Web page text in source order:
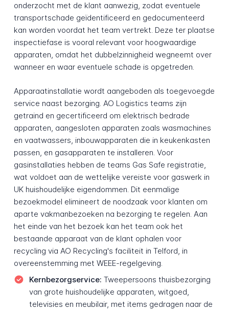
onderzocht met de klant aanwezig, zodat eventuele
transportschade geïdentificeerd en gedocumenteerd
kan worden voordat het team vertrekt. Deze ter plaatse
inspectiefase is vooral relevant voor hoogwaardige
apparaten, omdat het dubbelzinnigheid wegneemt over
wanneer en waar eventuele schade is opgetreden.
Apparaatinstallatie wordt aangeboden als toegevoegde
service naast bezorging. AO Logistics teams zijn
getraind en gecertificeerd om elektrisch bedrade
apparaten, aangesloten apparaten zoals wasmachines
en vaatwassers, inbouwapparaten die in keukenkasten
passen, en gasapparaten te installeren. Voor
gasinstallaties hebben de teams Gas Safe registratie,
wat voldoet aan de wettelijke vereiste voor gaswerk in
UK huishoudelijke eigendommen. Dit eenmalige
bezoekmodel elimineert de noodzaak voor klanten om
aparte vakmanbezoeken na bezorging te regelen. Aan
het einde van het bezoek kan het team ook het
bestaande apparaat van de klant ophalen voor
recycling via AO Recycling's faciliteit in Telford, in
overeenstemming met WEEE-regelgeving.
Kernbezorgservice: Tweepersoons thuisbezorging
van grote huishoudelijke apparaten, witgoed,
televisies en meubilair, met items gedragen naar de